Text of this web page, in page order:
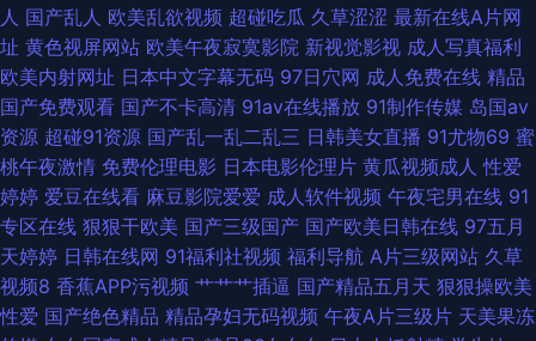
传媒吴梦梦 日韩色色图 亚洲欧洲日产AV avav亚洲 国产传媒合集 欧美怡红
院五区 影音先锋精东影业 俺来也俺去夜
人 国产乱人 欧美乱欲视频 超碰吃瓜 久草涩涩 最新在线A片网
址 黄色视屏网站 欧美午夜寂寞影院 新视觉影视 成人写真福利
欧美内射网址 日本中文字幕无码 97日穴网 成人免费在线 精品
国产免费观看 国产不卡高清 91av在线播放 91制作传媒 岛国av
资源 超碰91资源 国产乱一乱二乱三 日韩美女直播 91尤物69 蜜
桃午夜激情 免费伦理电影 日本电影伦理片 黄瓜视频成人 性爱
婷婷 爱豆在线看 麻豆影院爱爱 成人软件视频 午夜宅男在线 91
专区在线 狠狠干欧美 国产三级国产 国产欧美日韩在线 97五月
天婷婷 日韩在线网 91福利社视频 福利导航 A片三级网站 久草
视频8 香蕉APP污视频 艹艹艹插逼 国产精品五月天 狠狠操欧美
性爱 国产绝色精品 精品孕妇无码视频 午夜A片三级片 天美果冻